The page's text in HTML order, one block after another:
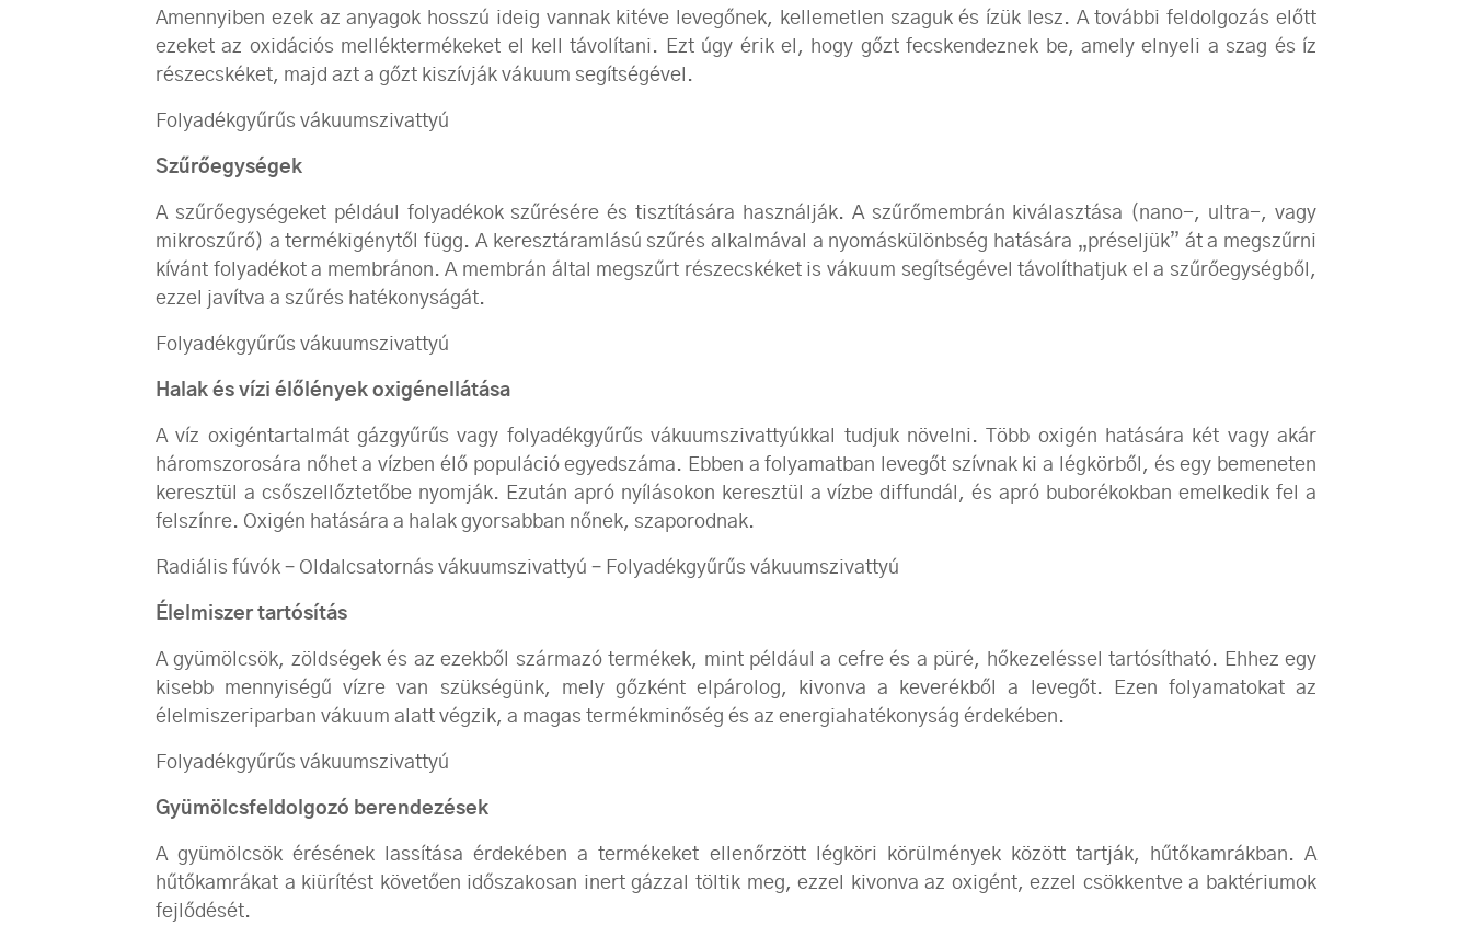
Amennyiben ezek az anyagok hosszú ideig vannak kitéve levegőnek, kellemetlen szaguk és ízük lesz. A további feldolgozás előtt
ezeket az oxidációs melléktermékeket el kell távolítani. Ezt úgy érik el, hogy gőzt fecskendeznek be, amely elnyeli a szag és íz
részecskéket, majd azt a gőzt kiszívják vákuum segítségével.
Folyadékgyűrűs vákuumszivattyú
Szűrőegységek
A szűrőegységeket például folyadékok szűrésére és tisztítására használják. A szűrőmembrán kiválasztása (nano-, ultra-, vagy
mikroszűrő) a termékigénytől függ. A keresztáramlású szűrés alkalmával a nyomáskülönbség hatására „préseljük” át a megszűrni
kívánt folyadékot a membránon. A membrán által megszűrt részecskéket is vákuum segítségével távolíthatjuk el a szűrőegységből,
ezzel javítva a szűrés hatékonyságát.
Folyadékgyűrűs vákuumszivattyú
Halak és vízi élőlények oxigénellátása
A víz oxigéntartalmát gázgyűrűs vagy folyadékgyűrűs vákuumszivattyúkkal tudjuk növelni. Több oxigén hatására két vagy akár
háromszorosára nőhet a vízben élő populáció egyedszáma. Ebben a folyamatban levegőt szívnak ki a légkörből, és egy bemeneten
keresztül a csőszellőztetőbe nyomják. Ezután apró nyílásokon keresztül a vízbe diffundál, és apró buborékokban emelkedik fel a
felszínre. Oxigén hatására a halak gyorsabban nőnek, szaporodnak.
Radiális fúvók – Oldalcsatornás vákuumszivattyú – Folyadékgyűrűs vákuumszivattyú
Élelmiszer tartósítás
A gyümölcsök, zöldségek és az ezekből származó termékek, mint például a cefre és a püré, hőkezeléssel tartósítható. Ehhez egy
kisebb mennyiségű vízre van szükségünk, mely gőzként elpárolog, kivonva a keverékből a levegőt. Ezen folyamatokat az
élelmiszeriparban vákuum alatt végzik, a magas termékminőség és az energiahatékonyság érdekében.
Folyadékgyűrűs vákuumszivattyú
Gyümölcsfeldolgozó berendezések
A gyümölcsök érésének lassítása érdekében a termékeket ellenőrzött légköri körülmények között tartják, hűtőkamrákban. A
hűtőkamrákat a kiürítést követően időszakosan inert gázzal töltik meg, ezzel kivonva az oxigént, ezzel csökkentve a baktériumok
fejlődését.